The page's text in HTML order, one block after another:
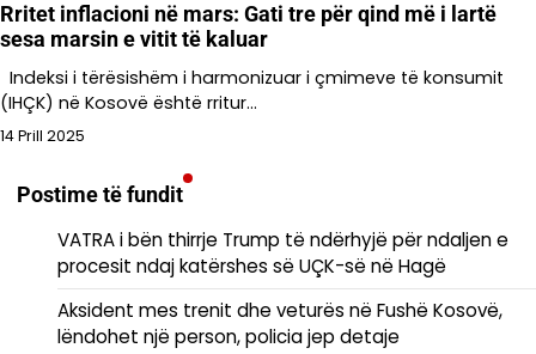
Rritet inflacioni në mars: Gati tre për qind më i lartë
sesa marsin e vitit të kaluar
Indeksi i tërësishëm i harmonizuar i çmimeve të konsumit
(IHÇK) në Kosovë është rritur…
14 Prill 2025
Postime të fundit
VATRA i bën thirrje Trump të ndërhyjë për ndaljen e
procesit ndaj katërshes së UÇK-së në Hagë
Aksident mes trenit dhe veturës në Fushë Kosovë,
lëndohet një person, policia jep detaje